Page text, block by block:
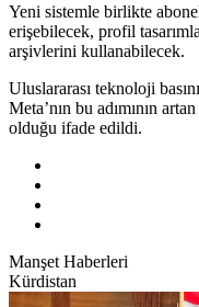
Yeni sistemle birlikte
erişebilecek, profil
arşivlerini kullanabilecek.
Uluslararası teknoloji
Meta’nın bu adımının
olduğu ifade edildi.
Manşet Haberleri
Kürdistan